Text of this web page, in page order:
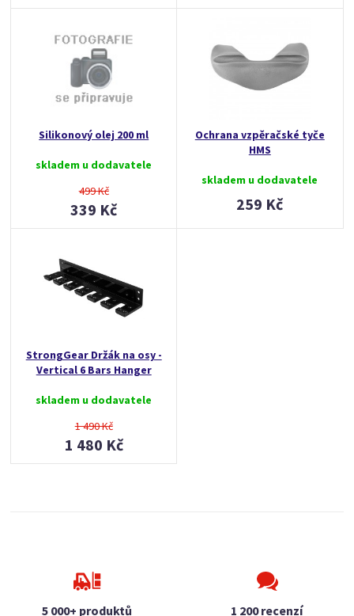
Silikonový olej 200 ml
skladem u dodavatele
499 Kč
339 Kč
Ochrana vzpěračské tyče
HMS
skladem u dodavatele
259 Kč
StrongGear Držák na osy -
Vertical 6 Bars Hanger
skladem u dodavatele
1 490 Kč
1 480 Kč
5 000+ produktů 1 200 recenzí